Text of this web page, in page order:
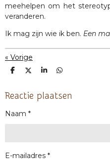
meehelpen om het
veranderen.
Ik mag zijn wie ik ben. Een
« Vorige
D
e
n
D
l
S
r
e
D
e
n
Reactie plaatsen
Naam *
E-mailadres *